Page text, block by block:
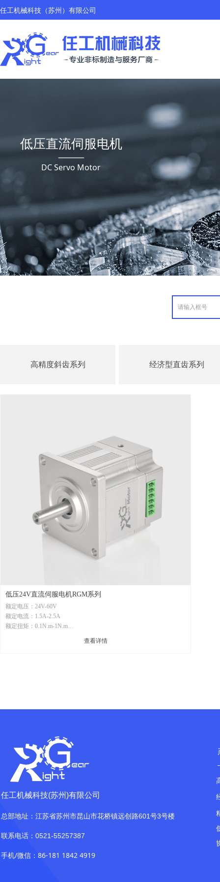
任工机械科技（苏州）有限公司
低压直流伺服电机
——
DC Servo Motor
高精度斜齿系列 经济型直齿系列
低压24V直流伺服电机RGM系列
额定电压：24V-60V
额定电流：1.5A-2.5A
额定扭矩：0.1N.m-1N.m
查看详情
任工机械科技(苏州)有限公司
总部地址：江苏省苏州市昆山市花桥镇远创路601号3号楼
联系电话：0521-55257387
手机/微信：86-181 1842 4919